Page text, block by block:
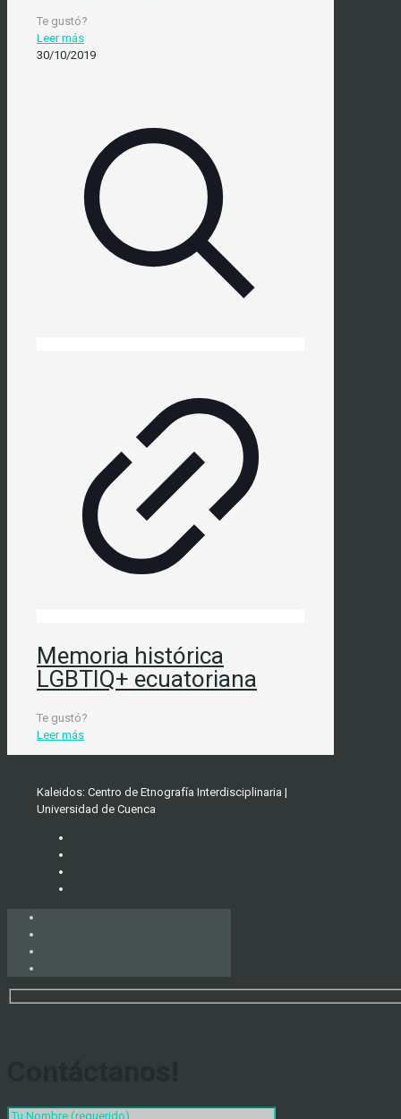
Te gustó?
Leer más
30/10/2019
Memoria histórica
LGBTIQ+ ecuatoriana
Te gustó?
Leer más
Kaleidos: Centro de Etnografía Interdisciplinaria |
Universidad de Cuenca